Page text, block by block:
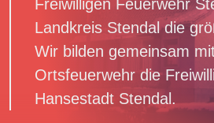
Freiwilligen Feuerwehr
Landkreis Stendal die
Wir bilden gemeinsam
Ortsfeuerwehr die
Hansestadt Stendal.